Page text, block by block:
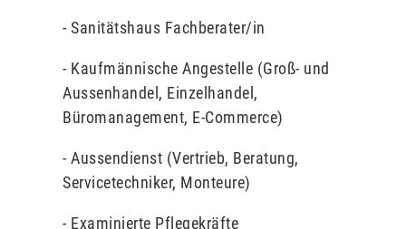
- Sanitätshaus Fachberater/in
- Kaufmännische Angestelle (Groß- und
Aussenhandel, Einzelhandel,
Büromanagement, E-Commerce)
- Aussendienst (Vertrieb, Beratung,
Servicetechniker, Monteure)
- Examinierte Pflegekräfte